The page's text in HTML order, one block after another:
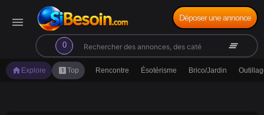
menu
0
search clear_all
Déposer une annonce
home Explore looks_oneTop Rencontre Ésotérisme Brico/Jardin